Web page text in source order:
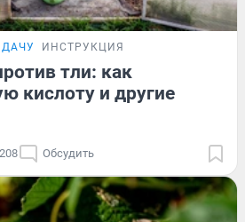
ИНСТРУКЦИЯ
тли: как
кислоту и другие
208 Обсудить